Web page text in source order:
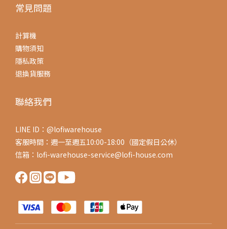
常見問題
計算機
購物須知
隱私政策
退換貨服務
聯絡我們
LINE ID：@lofiwarehouse
客服時間：週一至週五10:00-18:00（國定假日公休）
信箱：lofi-warehouse-service@lofi-house.com